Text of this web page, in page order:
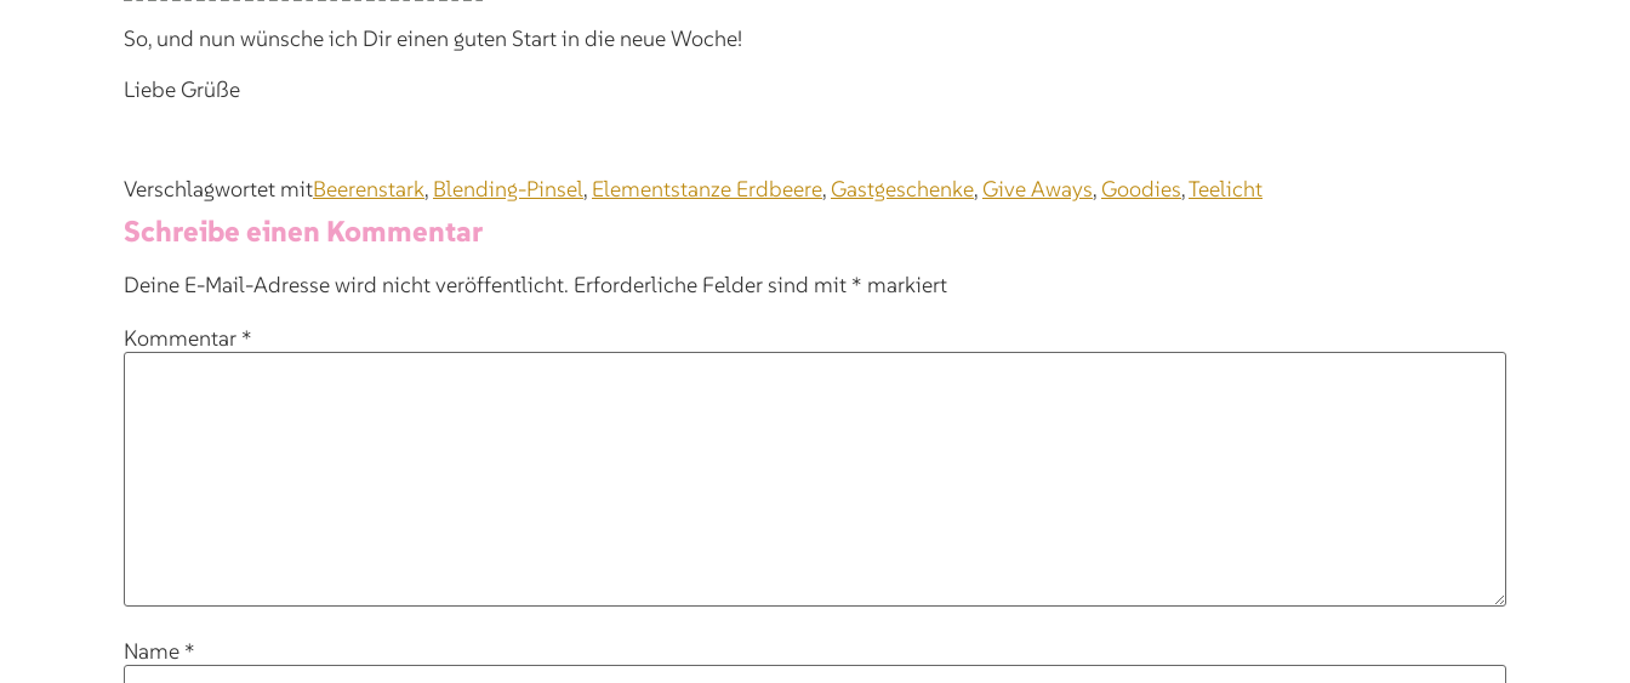
So, und nun wünsche ich Dir einen guten Start in die neue Woche!
Liebe Grüße
Verschlagwortet mitBeerenstark, Blending-Pinsel, Elementstanze Erdbeere, Gastgeschenke, Give Aways, Goodies,Teelicht
Schreibe einen Kommentar
Deine E-Mail-Adresse wird nicht veröffentlicht. Erforderliche Felder sind mit * markiert
Kommentar *
Name *